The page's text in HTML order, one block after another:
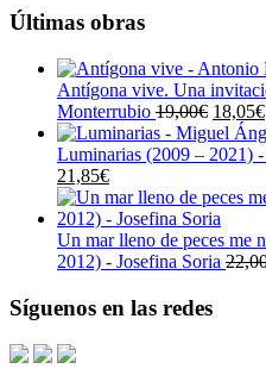
Últimas obras
Antígona vive. Una
Monterrubio 19,00€ El
precio
original
18,05€
Luminarias (2009 – 2021)
El
precio
original
era:
23,00€.
21,85€El
precio
actual
es:
21,85€.
Un mar lleno de peces me
2012) - Josefina Soria
Síguenos en las redes